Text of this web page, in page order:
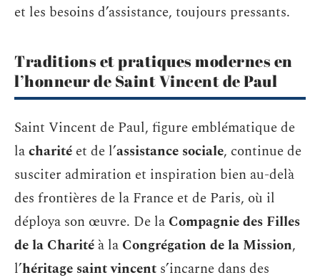
et les besoins d’assistance, toujours pressants.
Traditions et pratiques modernes en
l’honneur de Saint Vincent de Paul
Saint Vincent de Paul, figure emblématique de
lacharité et de l’assistance sociale, continue de
susciter admiration et inspiration bien au-delà
des frontières de la France et de Paris, où il
déploya son œuvre. De la Compagnie des Filles
de la Charité à la Congrégation de la Mission,
l’héritage saint vincent s’incarne dans des